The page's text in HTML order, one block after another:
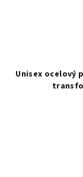
Unisex ocelový